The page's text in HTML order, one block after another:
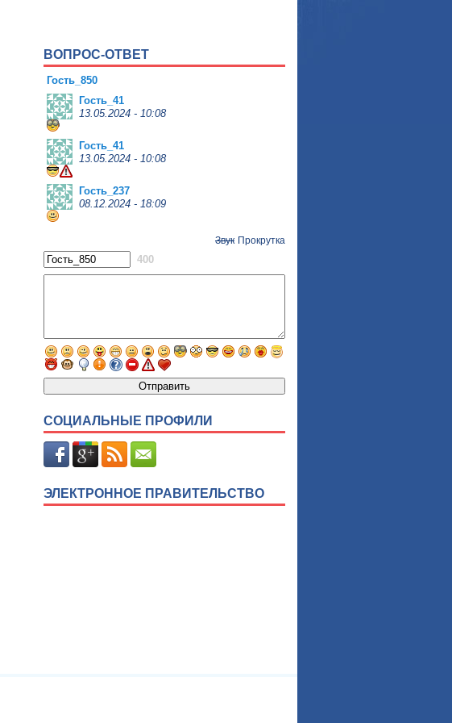
ВОПРОС-ОТВЕТ
Гость_850
Гость_622
19.02.2024 - 18:10
Гость_41
13.05.2024 - 10:08
Гость_41
13.05.2024 - 10:08
Гость_237
08.12.2024 - 18:09
Прокрутка
Звук
400
СОЦИАЛЬНЫЕ ПРОФИЛИ
ЭЛЕКТРОННОЕ ПРАВИТЕЛЬСТВО